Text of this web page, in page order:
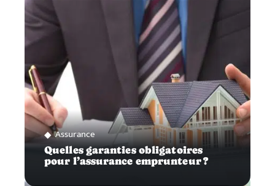
Assurance
Quelles garanties obligatoires
pour l’assurance emprunteur ?